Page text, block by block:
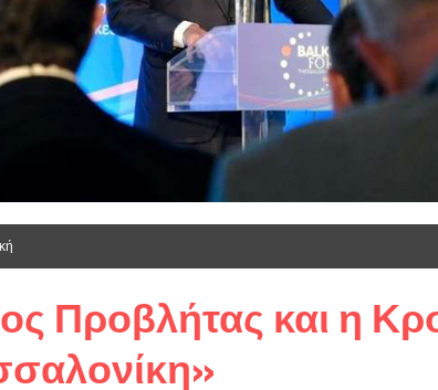
Προβλήτας και η